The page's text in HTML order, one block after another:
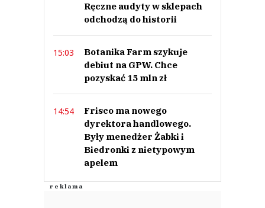
Ręczne audyty w sklepach
odchodzą do historii
15:03
Botanika Farm szykuje
debiut na GPW. Chce
pozyskać 15 mln zł
14:54
Frisco ma nowego
dyrektora handlowego.
Były menedżer Żabki i
Biedronki z nietypowym
apelem